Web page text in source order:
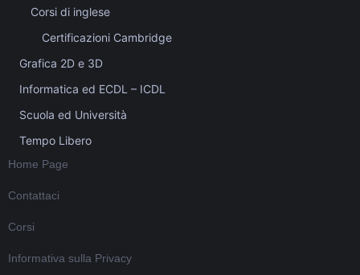
Corsi di inglese
Certificazioni Cambridge
Grafica 2D e 3D
Informatica ed ECDL – ICDL
Scuola ed Università
Tempo Libero
Home Page
Contattaci
Corsi
Informativa sulla Privacy